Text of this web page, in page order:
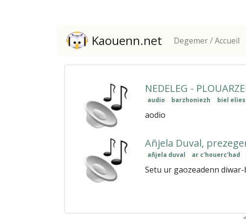
Kaouenn.net Degemer / Accueil
NEDELEG -
audio barzhoniezh biel elies
aodio
Añjela Duval,
añjela duval ar c'houerc'had
Setu ur gaozeadenn